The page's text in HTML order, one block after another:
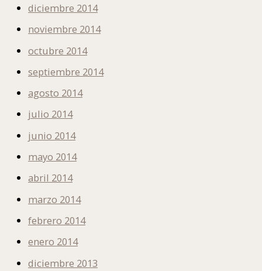
diciembre 2014
noviembre 2014
octubre 2014
septiembre 2014
agosto 2014
julio 2014
junio 2014
mayo 2014
abril 2014
marzo 2014
febrero 2014
enero 2014
diciembre 2013